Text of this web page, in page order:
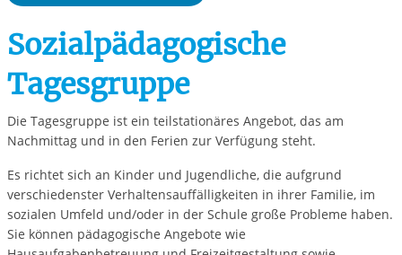
Sozialpädagogische
Tagesgruppe
Die Tagesgruppe ist ein teilstationäres Angebot, das am
Nachmittag und in den Ferien zur Verfügung steht.
Es richtet sich an Kinder und Jugendliche, die aufgrund
verschiedenster Verhaltensauffälligkeiten in ihrer Familie, im
sozialen Umfeld und/oder in der Schule große Probleme haben.
Sie können pädagogische Angebote wie